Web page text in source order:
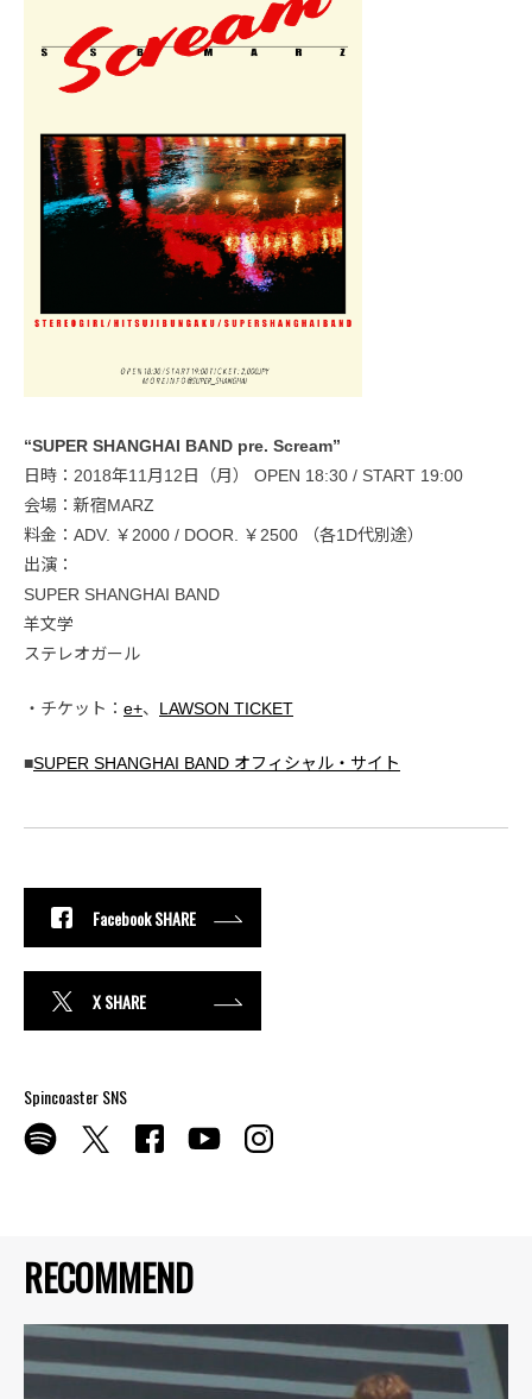
RECOMMEND
“SUPER SHANGHAI BAND pre. Scream”
日時：2018年11月12日（月） OPEN 18:30 / START 19:00
会場：新宿MARZ
料金：ADV. ￥2000 / DOOR. ￥2500 （各1D代別途）
出演：
SUPER SHANGHAI BAND
羊文学
ステレオガール
・チケット： e+、 LAWSON TICKET
■SUPER SHANGHAI BAND オフィシャル・サイト
Facebook SHARE
X SHARE
Spincoaster SNS